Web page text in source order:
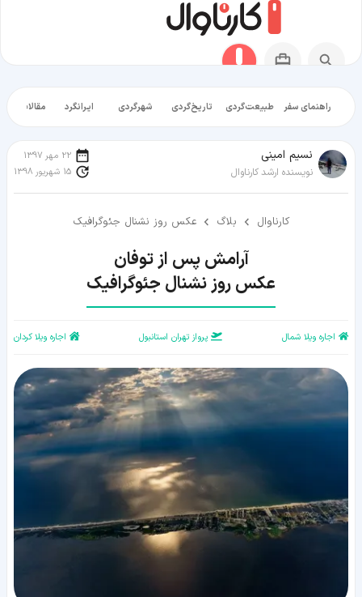
راهنمای سفر طبیعت‌گردی تاریخ‌گردی شهرگردی ایرانگرد مقالات
نسیم امینی
نویسنده ارشد کارناوال
22 مهر 1397
15 شهریور 1398
کارناوال بلاگ عکس روز نشنال جئوگرافیک
عکس روز نشنال جئوگرافیک
اجاره ویلا شمال پرواز تهران استانبول اجاره ویلا کردان